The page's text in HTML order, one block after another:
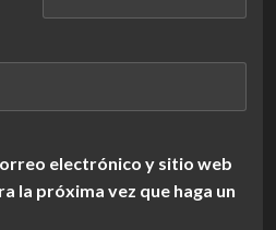
electrónico y sitio web
la próxima vez que haga un